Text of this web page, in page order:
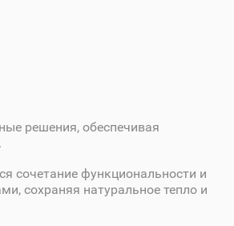
решения, обеспечивая
.
сочетание функциональности и
сохраняя натуральное тепло и